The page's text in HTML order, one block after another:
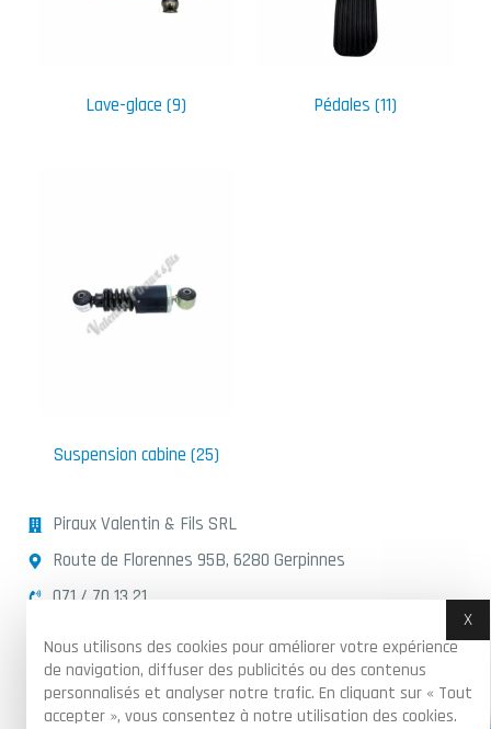
Nous utilisons des cookies pour améliorer votre expérience
de navigation, diffuser des publicités ou des contenus
personnalisés et analyser notre trafic. En cliquant sur « Tout
accepter », vous consentez à notre utilisation des cookies.
X
Lave-glace (9) Pédales (11)
Suspension cabine (25)
Piraux Valentin & Fils SRL
Route de Florennes 95B, 6280 Gerpinnes
071 / 70 13 21
BE 0502 889 966